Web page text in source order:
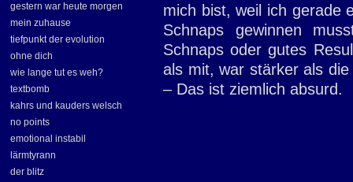
gestern war heute morgen
mein zuhause
tiefpunkt der evolution
ohne dich
wie lange tut es weh?
textbomb
kahrs und kauders welsch
no points
emotional instabil
lärmtyrann
der blitz
mich bist, weil ich gerade
Schnaps gewinnen
Schnaps oder gutes
als mit, war stärker als
– Das ist ziemlich absurd.